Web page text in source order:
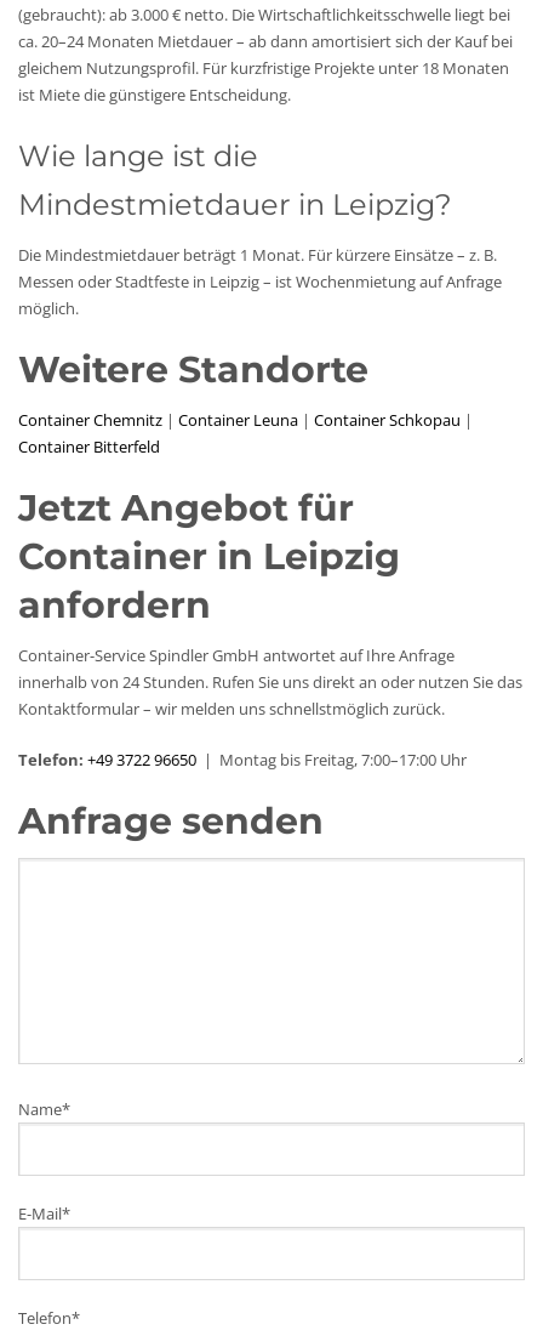
(gebraucht): ab 3.000 € netto. Die Wirtschaftlichkeitsschwelle liegt bei
ca. 20–24 Monaten Mietdauer – ab dann amortisiert sich der Kauf bei
gleichem Nutzungsprofil. Für kurzfristige Projekte unter 18 Monaten
ist Miete die günstigere Entscheidung.
Wie lange ist die
Mindestmietdauer in Leipzig?
Die Mindestmietdauer beträgt 1 Monat. Für kürzere Einsätze – z. B.
Messen oder Stadtfeste in Leipzig – ist Wochenmietung auf Anfrage
möglich.
Weitere Standorte
Container Chemnitz | Container Leuna | Container Schkopau |
Container Bitterfeld
Jetzt Angebot für
Container in Leipzig
anfordern
Container-Service Spindler GmbH antwortet auf Ihre Anfrage
innerhalb von 24 Stunden. Rufen Sie uns direkt an oder nutzen Sie das
Kontaktformular – wir melden uns schnellstmöglich zurück.
Telefon: +49 3722 96650 | Montag bis Freitag, 7:00–17:00 Uhr
Anfrage senden
Name*
E-Mail*
Telefon*